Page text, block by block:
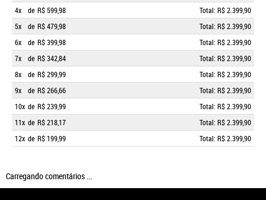
4x
de R$ 599,98
Total: R$ 2.399,90
5x
de R$ 479,98
Total: R$ 2.399,90
6x
de R$ 399,98
Total: R$ 2.399,90
7x
de R$ 342,84
Total: R$ 2.399,90
8x
de R$ 299,99
Total: R$ 2.399,90
9x
de R$ 266,66
Total: R$ 2.399,90
10x de R$ 239,99
Total: R$ 2.399,90
11x de R$ 218,17
Total: R$ 2.399,90
12x de R$ 199,99 Total: R$ 2.399,90
Carregando comentários ...